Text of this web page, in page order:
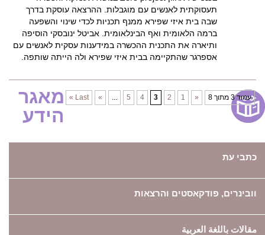
תעסוקתית לאנשים עם מוגבלות. ההרצאה עוסקת בדרך
שבה בית איזי שפירא ממנף תכניות לכדי שינוי והשפעה
ברמה הלאומית ואף הבינלאומית. אביטל ינובסקי הוסיפה
ותיארה את התכנית ההכשרה במידענות עסקית לאנשים עם
אספרגר שהתקיימה בבית איזי שפירא ולה הייתה שותפה.
עמוד 3 מתוך 8 «
1
2
3
4
5
...
»
Last »
מאגר
הידע
כתבי עת
וובינרים, פודקאסטים והרצאות
مقالات باللغة العربية